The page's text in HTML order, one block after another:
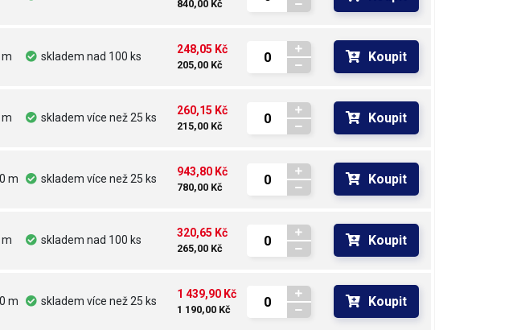
840,00 Kč
m skladem nad 100 ks
248,05 Kč
205,00 Kč
Koupit
m skladem více než 25 ks
260,15 Kč
215,00 Kč
Koupit
m skladem více než 25 ks
943,80 Kč
780,00 Kč
Koupit
m skladem nad 100 ks
320,65 Kč
265,00 Kč
Koupit
m skladem více než 25 ks
1 439,90 Kč
1 190,00 Kč
Koupit